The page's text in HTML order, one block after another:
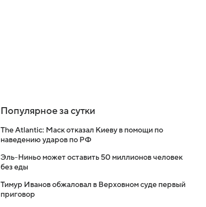
Популярное за сутки
The Atlantic: Маск отказал Киеву в помощи по
наведению ударов по РФ
Эль-Ниньо может оставить 50 миллионов человек
без еды
Тимур Иванов обжаловал в Верховном суде первый
приговор